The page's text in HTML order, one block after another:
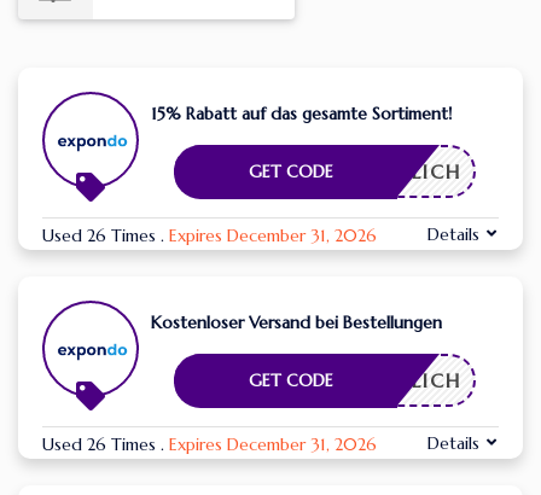
15% Rabatt auf das gesamte Sortiment!
RDERLICH
GET CODE
Used 26 Times . Expires December 31, 2026 Details
Kostenloser Versand bei Bestellungen
RDERLICH
GET CODE
Used 26 Times . Expires December 31, 2026 Details